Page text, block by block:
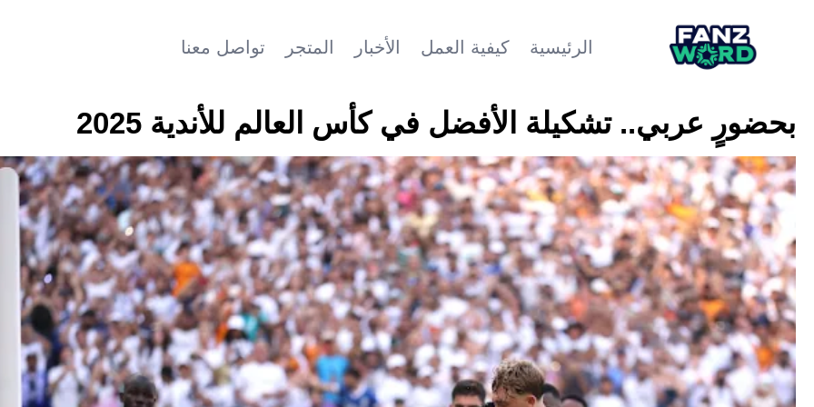
الرئيسية كيفية العمل الأخبار المتجر تواصل معنا
بحضورٍ عربي.. تشكيلة الأفضل في كأس العالم للأندية 2025